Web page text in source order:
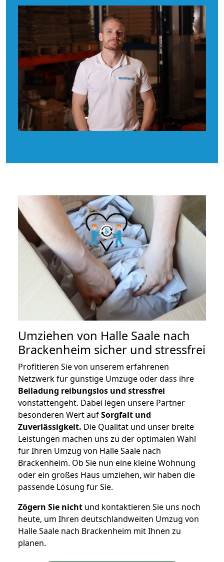
Umziehen von Halle Saale nach
Brackenheim sicher und stressfrei
Profitieren Sie von unserem erfahrenen
Netzwerk für günstige Umzüge oder dass ihre
Beiladung reibungslos und stressfrei
vonstattengeht. Dabei legen unsere Partner
besonderen Wert aufSorgfalt und
Zuverlässigkeit. Die Qualität und unser breite
Leistungen machen uns zu der optimalen Wahl
für Ihren Umzug von Halle Saale nach
Brackenheim. Ob Sie nun eine kleine Wohnung
oder ein großes Haus umziehen, wir haben die
passende Lösung für Sie.
Zögern Sie nicht und kontaktieren Sie uns noch
heute, um Ihren deutschlandweiten Umzug von
Halle Saale nach Brackenheim mit Ihnen zu
planen.